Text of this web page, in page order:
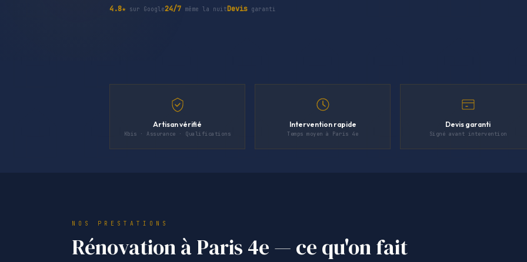
4.8★ sur Google24/7 même la nuitDevis garanti
Artisan vérifié
Kbis · Assurance · Qualifications
Intervention rapide
Temps moyen à Paris 4e
Devis garanti
Signé avant intervention
NOS PRESTATIONS
Rénovation à Paris 4e — ce qu'on fait